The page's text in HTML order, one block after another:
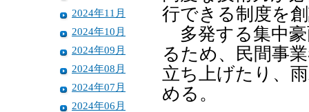
2024年11月
2024年10月
2024年09月
2024年08月
2024年07月
2024年06月
行できる制度を
多発する集中豪
るため、民間事
立ち上げたり、
める。